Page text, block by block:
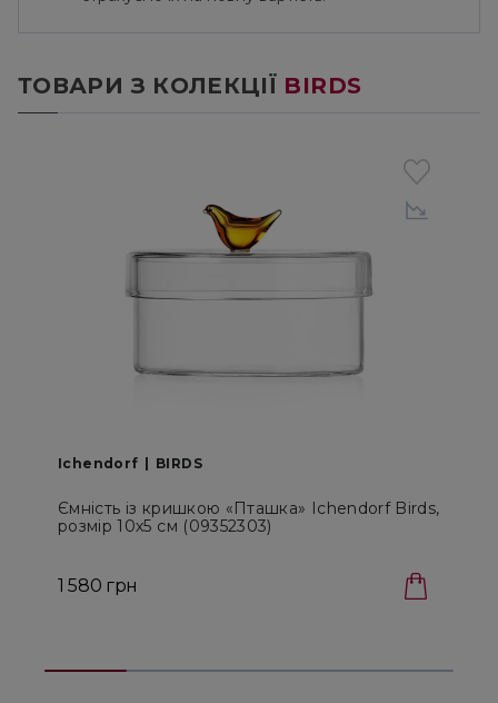
ТОВАРИ З КОЛЕКЦІЇ BIRDS
Ichendorf BIRDS
Ємність із кришкою «Пташка» Ichendorf Birds,
розмір 10х5 см (09352303)
1 580 грн